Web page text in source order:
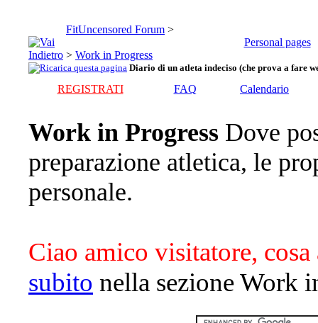
FitUncensored Forum >
Personal pages
> Work in Progress
Diario di un atleta indeciso (che prova a fare
REGISTRATI FAQ Calendario
Work in Progress Dove
preparazione atletica, le
personale.
Ciao amico visitatore, cosa
subito nella sezione Work